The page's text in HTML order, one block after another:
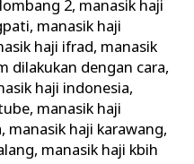
2, manasik haji
, manasik haji
haji ifrad, manasik
dilakukan dengan cara,
haji indonesia,
, manasik haji
, manasik haji karawang,
, manasik haji kbih